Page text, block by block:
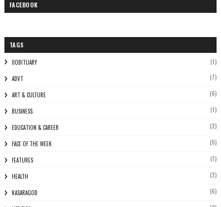
FACEBOOK
TAGS
0OBITUARY (1)
ADVT (7)
ART & CULTURE (6)
BUSINESS (1)
EDUCATION & CAREER (2)
FACE OF THE WEEK (5)
FEATURES (1)
HEALTH (2)
KASARAGOD (6)